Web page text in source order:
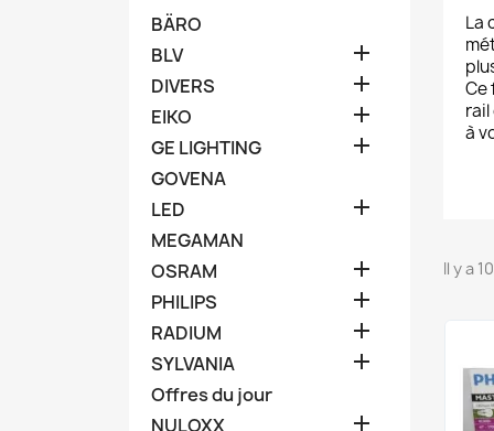
BÄRO
BLV

DIVERS 
EIKO 
GE LIGHTING 
GOVENA
LED

MEGAMAN
OSRAM

PHILIPS 
RADIUM 
SYLVANIA 
Offres du jour
NULOXX

La
Ce
à
Il y a